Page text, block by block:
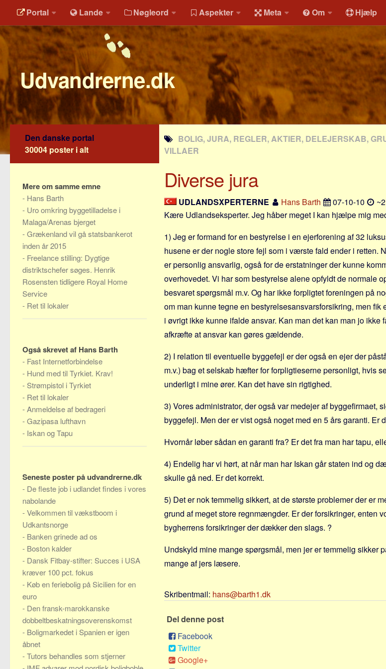
Portal Lande Nøgleord Aspekter Meta Om Hjælp
Udvandrerne.dk
BOLIG, JURA, REGLER, AKTIER, DELEJERSKAB,
VILLAER
Diverse jura
UDLANDSXPERTERNE Hans Barth 07-10-10
Kære Udlandseksperter. Jeg håber meget I kan hjælpe mig
1) Jeg er formand for en bestyrelse i en ejerforening af 32
husene er der nogle store fejl som i værste fald ender i retten.
er personlig ansvarlig, også for de erstatninger der kunne
overhovedet. Vi har som bestyrelse alene opfyldt de normale
besvaret spørgsmål m.v. Og har ikke forpligtet foreningen på
om man kunne tegne en bestyrelsesansvarsforsikring, men fik
i øvrigt ikke kunne ifalde ansvar. Kan man det kan man jo ikke
afkræfte at ansvar kan gøres gældende.
2) I relation til eventuelle byggefejl er der også en ejer der
m.v.) bag et selskab hæfter for forpligtieserne personligt, hvis
underligt i mine ører. Kan det have sin rigtighed.
3) Vores administrator, der også var medejer af byggefirmaet,
byggefejl. Men der er vist også noget med en 5 års garanti. Er
Hvornår løber sådan en garanti fra? Er det fra man har tapu,
4) Endelig har vi hørt, at når man har Iskan går staten ind og
skulle gå ned. Er det korrekt.
5) Det er nok temmelig sikkert, at de største problemer der er
grund af meget store regnmængder. Er der forsikringer, enten
bygherrens forsikringer der dækker den slags. ?
Undskyld mine mange spørgsmål, men jer er temmelig sikker
mange af jers læsere.
Skribentmail: hans@barth1.dk
Del denne post
Facebook
Twitter
Google+
Den danske portal
30004 poster i alt
Mere om samme emne
- Hans Barth
- Uro omkring byggetilladelse i
Malaga/Arenas bjerget
-Grækenland vil gå statsbankerot
inden år 2015
- Freelance stilling: Dygtige
distriktschefer søges. Henrik
Rosensten tidligere Royal Home
Service
- Ret til lokaler
Også skrevet af Hans Barth
- Fast Internetforbindelse
- Hund med til Tyrkiet. Krav!
- Strømpistol i Tyrkiet
- Ret til lokaler
-Anmeldelse af bedrageri
-Gazipasa lufthavn
- Iskan og Tapu
Seneste poster på udvandrerne.dk
- De fleste job i udlandet findes i vores
nabolande
-Velkommen til vækstboom i
Udkantsnorge
- Banken grinede ad os
- Boston kalder
- Dansk Fitbay-stifter: Succes i USA
kræver 100 pct. fokus
- Køb en feriebolig på Sicilien for en
euro
- Den fransk-marokkanske
dobbeltbeskatningsoverenskomst
- Boligmarkedet i Spanien er igen
åbnet
-Tutors behandles som stjerner